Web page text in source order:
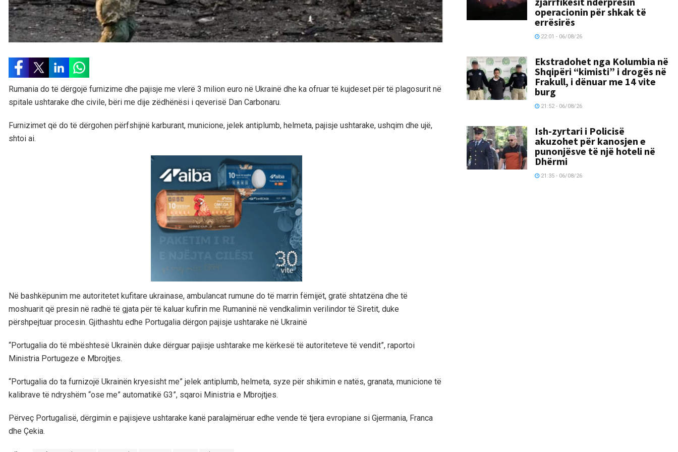
Rumania do të dërgojë furnizime dhe pajisje me vlerë 3 milion euro në Ukrainë dhe ka ofruar të kujdeset për të plagosurit në
spitale ushtarake dhe civile, bëri me dije zëdhënësi i qeverisë Dan Carbonaru.
Furnizimet që do të dërgohen përfshijnë karburant, municione, jelek antiplumb, helmeta, pajisje ushtarake, ushqim dhe ujë,
shtoi ai.
Në bashkëpunim me autoritetet kufitare ukrainase, ambulancat rumune do të marrin fëmijët, gratë shtatzëna dhe të
moshuarit që presin në radhë të gjata për të kaluar kufirin me Rumaninë në vendkalimin verilindor të Siretit, duke
përshpejtuar procesin. Gjithashtu edhe Portugalia dërgon pajisje ushtarake në Ukrainë
“Portugalia do të mbështesë Ukrainën duke dërguar pajisje ushtarake me kërkesë të autoriteteve të vendit”, raportoi
Ministria Portugeze e Mbrojtjes.
“Portugalia do ta furnizojë Ukrainën kryesisht me” jelek antiplumb, helmeta, syze për shikimin e natës, granata, municione të
kalibrave të ndryshëm “ose me” automatikë G3”, sqaroi Ministria e Mbrojtjes.
Përveç Portugalisë, dërgimin e pajisjeve ushtarake kanë paralajmëruar edhe vende të tjera evropiane si Gjermania, Franca
dhe Çekia.
operacionin për shkak të
errësirës
22:01 - 06/08/26
Ekstradohet nga Kolumbia në
Shqipëri “kimisti” i drogës në
Frakull, i dënuar me 14 vite
burg
21:52 - 06/08/26
Ish-zyrtari i Policisë
akuzohet për kanosjen e
punonjësve të një hoteli në
Dhërmi
21:35 - 06/08/26